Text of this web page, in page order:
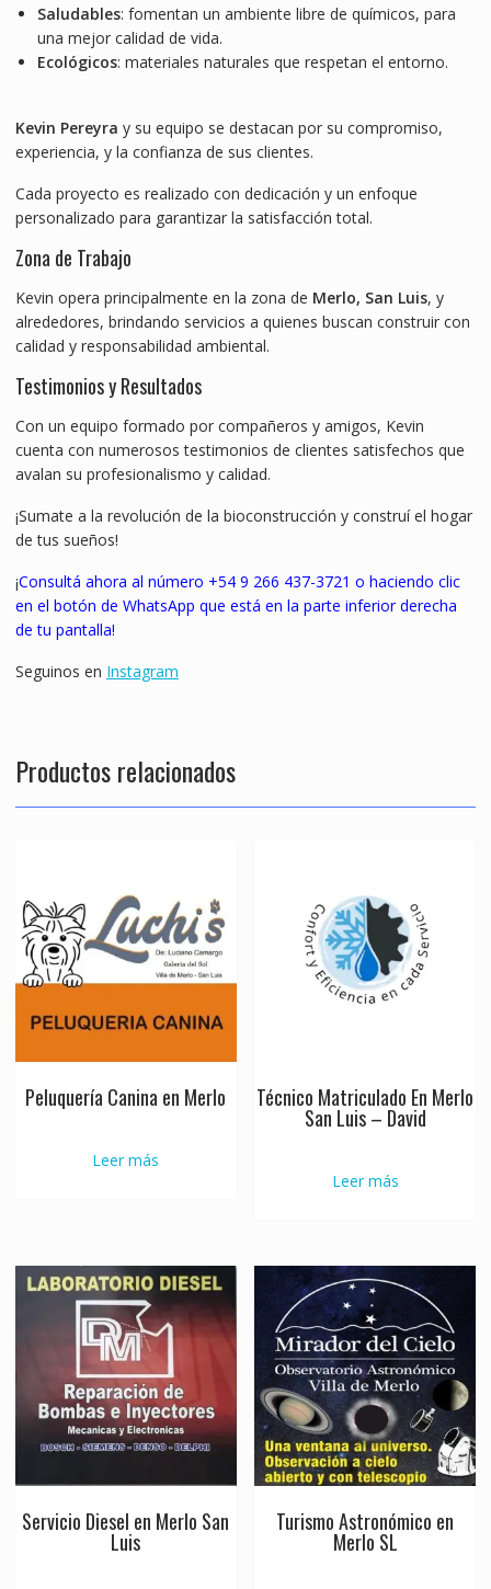
Saludables: fomentan un ambiente libre de químicos, para
una mejor calidad de vida.
Ecológicos: materiales naturales que respetan el entorno.
Kevin Pereyra y su equipo se destacan por su compromiso,
experiencia, y la confianza de sus clientes.
Cada proyecto es realizado con dedicación y un enfoque
personalizado para garantizar la satisfacción total.
Zona de Trabajo
Kevin opera principalmente en la zona de Merlo, San Luis, y
alrededores, brindando servicios a quienes buscan construir con
calidad y responsabilidad ambiental.
Testimonios y Resultados
Con un equipo formado por compañeros y amigos, Kevin
cuenta con numerosos testimonios de clientes satisfechos que
avalan su profesionalismo y calidad.
¡Sumate a la revolución de la bioconstrucción y construí el hogar
de tus sueños!
¡Consultá ahora al número +54 9 266 437-3721 o haciendo clic
en el botón de WhatsApp que está en la parte inferior derecha
de tu pantalla!
Seguinos en Instagram
Productos relacionados
Peluquería Canina en Merlo
Leer más
Técnico Matriculado En Merlo
San Luis – David
Leer más
Servicio Diesel en Merlo San
Luis
Turismo Astronómico en
Merlo SL